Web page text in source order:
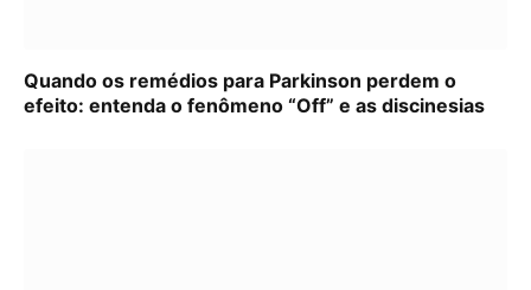
Quando os remédios para Parkinson perdem o
efeito: entenda o fenômeno “Off” e as discinesias